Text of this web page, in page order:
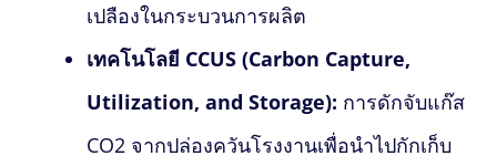
เปลืองในกระบวนการผลิต
เทคโนโลยี CCUS (Carbon Capture,
Utilization, and Storage): การดักจับแก๊ส
CO2 จากปล่องควันโรงงานเพื่อนำไปกักเก็บ